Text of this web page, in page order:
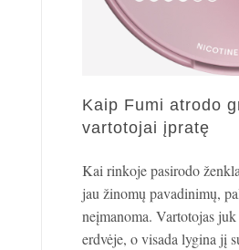
Kaip Fumi atrodo
vartotojai įpratę
Kai rinkoje pasirodo
jau žinomų pavadinimų,
neįmanoma. Vartotojas
erdvėje, o visada lygina jį